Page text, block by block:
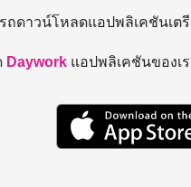
ถดาวน์โหลดแอปพลิเคชันเต
Daywork แอปพลิเคชันของเ